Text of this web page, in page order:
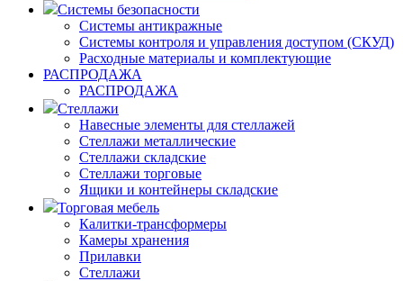
Системы безопасности
Системы антикражные
Системы контроля и управления доступом (СКУД)
Расходные материалы и комплектующие
РАСПРОДАЖА
РАСПРОДАЖА
Стеллажи
Навесные элементы для стеллажей
Стеллажи металлические
Стеллажи складские
Стеллажи торговые
Ящики и контейнеры складские
Торговая мебель
Калитки-трансформеры
Камеры хранения
Прилавки
Стеллажи